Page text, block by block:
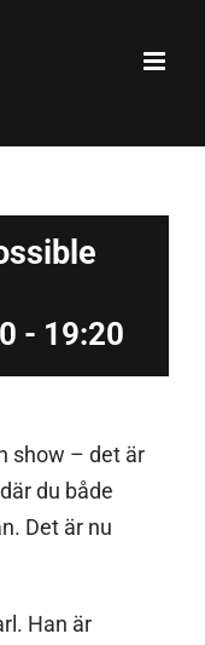
- 19:20
show – det är
du både
Det är nu
Han är